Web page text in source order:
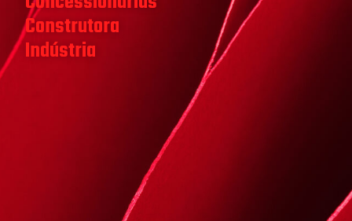
Construtora
Indústria